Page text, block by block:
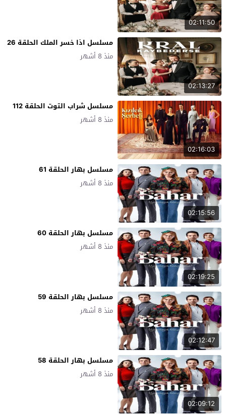
02:11:50
02:13:27
مسلسل اذا خسر الملك الحلقة 26
منذ 8 أشهر
02:16:03
مسلسل شراب التوت الحلقة 112
منذ 8 أشهر
02:15:56
مسلسل بهار الحلقة 61
منذ 8 أشهر
02:19:25
مسلسل بهار الحلقة 60
منذ 8 أشهر
02:12:47
مسلسل بهار الحلقة 59
منذ 8 أشهر
02:09:12
مسلسل بهار الحلقة 58
منذ 8 أشهر